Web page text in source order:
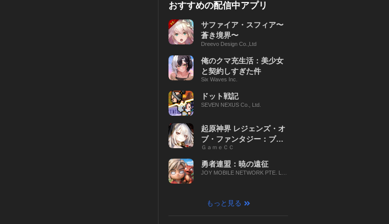
おすすめの配信中アプリ
サファイア・スフィア〜
蒼き境界〜
Dreevo Design Co.,Ltd
俺のクマ充生活：美少女
と契約しすぎた件
Six Waves Inc.
ドット戦記
SEVEN NEXUS Co., Ltd.
起原神界 レジェンズ・オ
ブ・ファンタジー：ブレ
イブ X
ＧａｍｅＣＣ
勇者連盟：暁の遠征
JOY MOBILE NETWORK PTE. LT
もっと見る